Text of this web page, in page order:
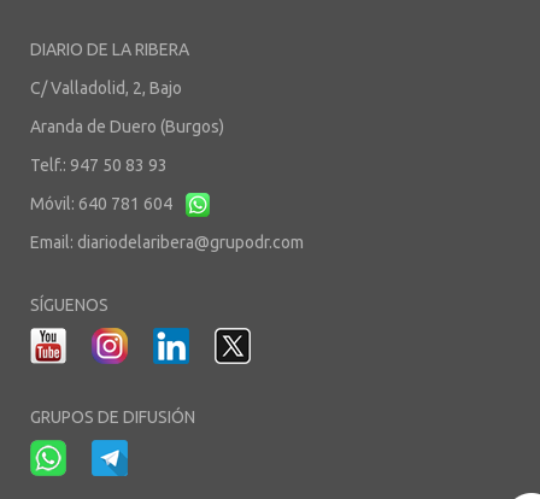
DIARIO DE LA RIBERA
C/ Valladolid, 2, Bajo
Aranda de Duero (Burgos)
Telf.: 947 50 83 93
Móvil: 640 781 604
Email: diariodelaribera@grupodr.com
SÍGUENOS
GRUPOS DE DIFUSIÓN